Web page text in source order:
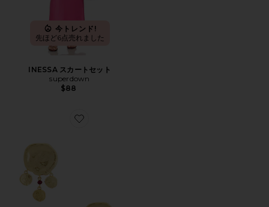
今トレンド!
先ほど6点売れました
INESSA スカートセット
superdown
$88
Favorite DREAM CATCHER ドロップイヤリング